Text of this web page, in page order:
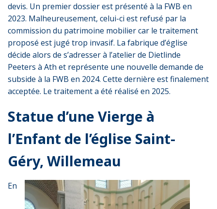
devis. Un premier dossier est présenté à la FWB en
2023. Malheureusement, celui-ci est refusé par la
commission du patrimoine mobilier car le traitement
proposé est jugé trop invasif. La fabrique d’église
décide alors de s’adresser à l’atelier de Dietlinde
Peeters à Ath et représente une nouvelle demande de
subside à la FWB en 2024. Cette dernière est finalement
acceptée. Le traitement a été réalisé en 2025.
Statue d’une Vierge à
l’Enfant de l’église Saint-
Géry, Willemeau
En